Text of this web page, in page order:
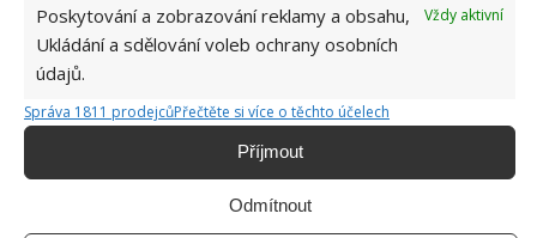
Poskytování a zobrazování reklamy a obsahu,
Ukládání a sdělování voleb ochrany osobních
údajů.
Vždy aktivní
Správa 1811 prodejcůPřečtěte si více o těchto účelech
Příjmout
Odmítnout
Jiří Kolář
Absolvent České zemědělské